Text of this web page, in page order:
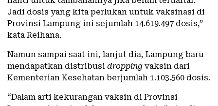
Jadi dosis yang kita perlukan untuk vaksinasi di
Provinsi Lampung ini sejumlah 14.619.497 dosis,”
kata Reihana.
Namun sampai saat ini, lanjut dia, Lampung baru
mendapatkan distribusi dropping vaksin dari
Kementerian Kesehatan berjumlah 1.103.560 dosis.
“Dalam arti kekurangan vaksin di Provinsi